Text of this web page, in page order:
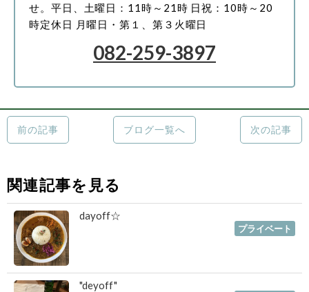
せ。 平日、土曜日：11時～21時 日祝：10時～20
時定休日 月曜日・第１、第３火曜日
082-259-3897
前の記事 ブログ一覧へ 次の記事
関連記事を見る
dayoff☆
プライベート
"deyoff"